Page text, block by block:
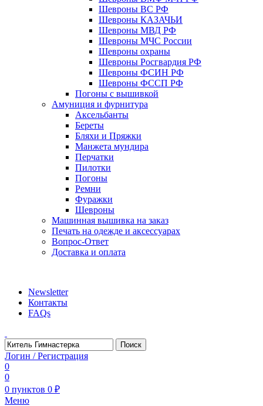
Шевроны ВС РФ
Шевроны КАЗАЧЬИ
Шевроны МВД РФ
Шевроны МЧС России
Шевроны охраны
Шевроны Росгвардия РФ
Шевроны ФСИН РФ
Шевроны ФССП РФ
Погоны с вышивкой
Амуниция и фурнитура
Аксельбанты
Береты
Бляхи и Пряжки
Манжета мундира
Перчатки
Пилотки
Погоны
Ремни
Фуражки
Шевроны
Машинная вышивка на заказ
Печать на одежде и аксессуарах
Вопрос-Ответ
Доставка и оплата
Newsletter
Контакты
FAQs
Поиск
Логин / Регистрация
0
0
0 пунктов 0 ₽
Меню